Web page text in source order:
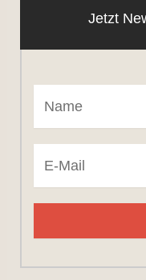
Jetzt